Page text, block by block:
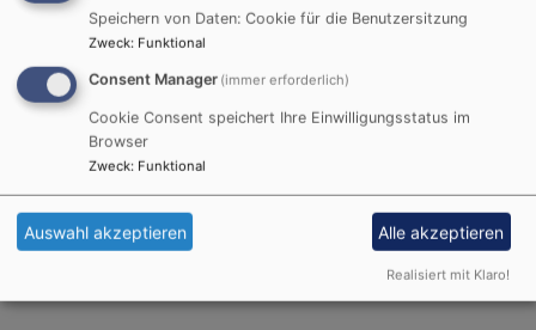
Wir bedanken uns ganz herzlich für jede Geldspende.
Überweisungen bitte auf das Konto der Ev.L.-
Kirchengemeinde Gutenstetten Unter
Verwendungszweck: „Ukrainehilfe Kirchengemeinde
IBAN: DE97 7606 9559 0001 8161 36
Bic: GENODEF1NEA
Speichern von Daten: Cookie für die Benutzersitzung
Zweck: Funktional
Consent Manager (immer erforderlich)
Cookie Consent speichert Ihre Einwilligungsstatus im
Browser
Zweck: Funktional
Auswahl akzeptieren Alle akzeptieren
Realisiert mit Klaro!